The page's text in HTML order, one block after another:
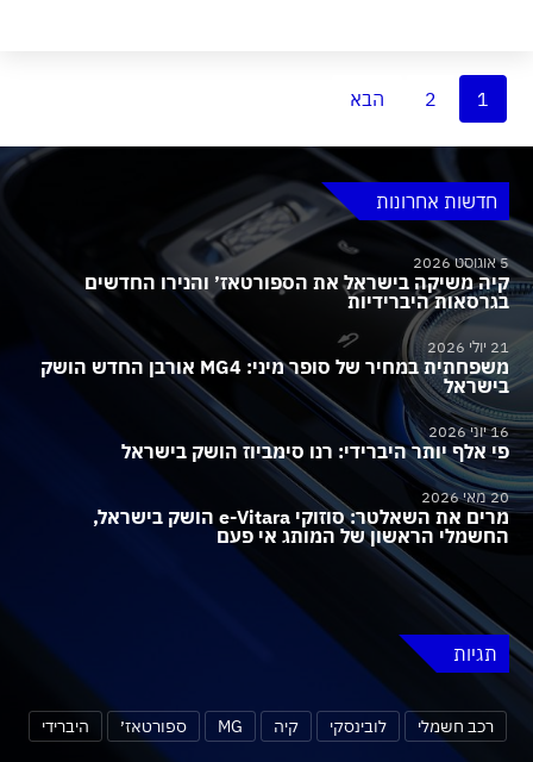
1
2 הבא
חדשות אחרונות
5 אוגוסט 2026
קיה משיקה בישראל את הספורטאז׳ והנירו החדשים
בגרסאות היברידיות
21 יולי 2026
משפחתית במחיר של סופר מיני: MG4 אורבן החדש הושק
בישראל
16 יוני 2026
פי אלף יותר היברידי: רנו סימביוז הושק בישראל
20 מאי 2026
מרים את השאלטר: סוזוקי e-Vitara הושק בישראל,
החשמלי הראשון של המותג אי פעם
תגיות
רכב חשמלי לובינסקי קיה MG ספורטאז׳ היברידי